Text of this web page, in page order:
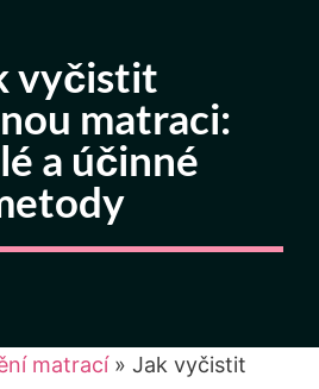
vyčistit
matraci:
a účinné
matrací» Jak vyčistit